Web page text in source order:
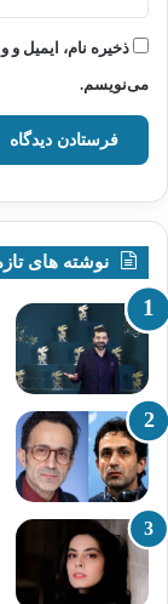
ذخیره نام، ایمیل
می‌نویسم.
نوشته های